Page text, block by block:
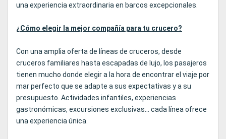
una experiencia extraordinaria en barcos excepcionales.
¿Cómo elegir la mejor compañía para tu crucero?
Con una amplia oferta de líneas de cruceros, desde
cruceros familiares hasta escapadas de lujo, los pasajeros
tienen mucho donde elegir a la hora de encontrar el viaje por
mar perfecto que se adapte a sus expectativas y a su
presupuesto. Actividades infantiles, experiencias
gastronómicas, excursiones exclusivas... cada línea ofrece
una experiencia única.